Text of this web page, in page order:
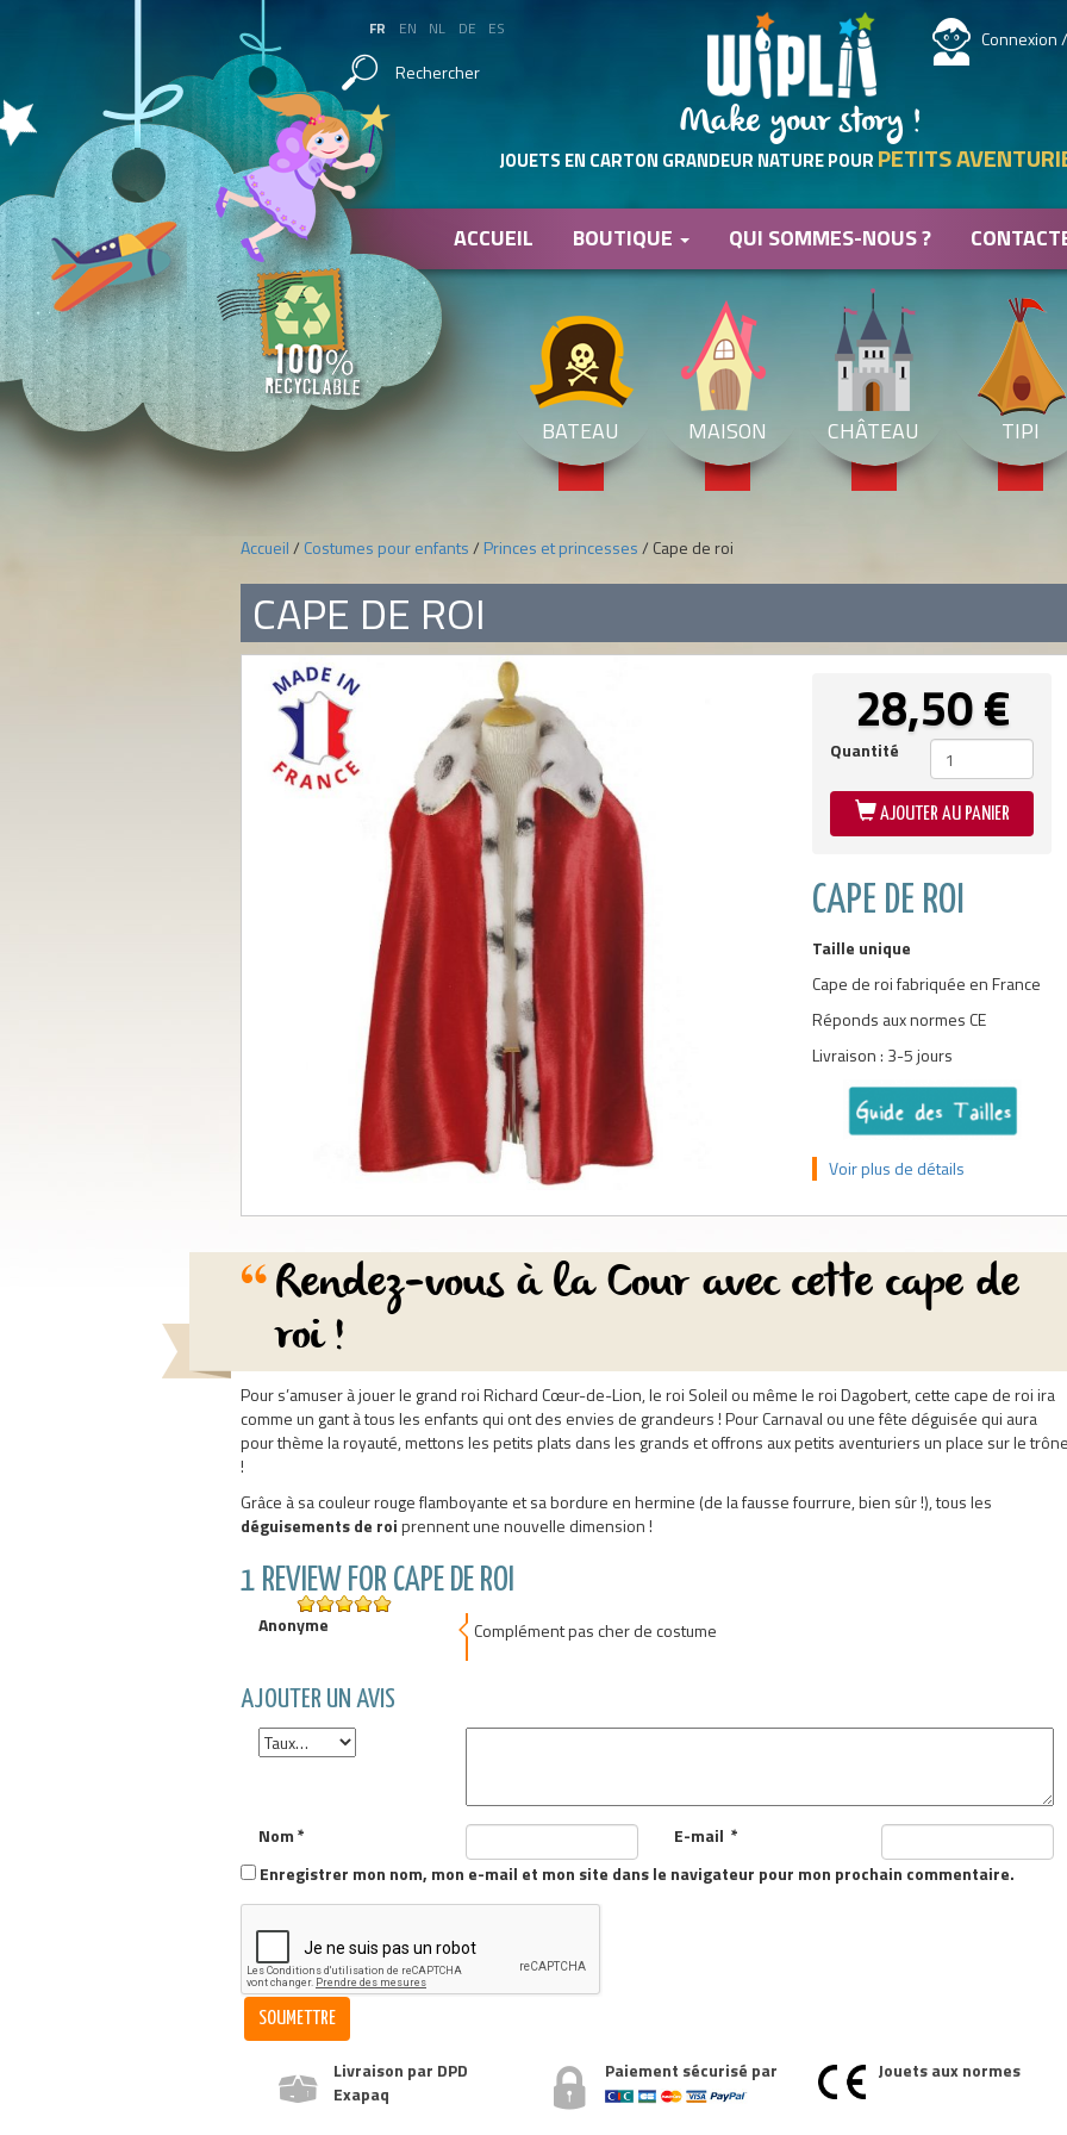
Make your story !
JOUETS EN CARTON GRANDEUR NATURE POUR PETITS
FR EN NL DE ES
Rechercher
Connexion
ACCUEIL BOUTIQUE QUI SOMMES-NOUS ?
BATEAU MAISON CHÂTEAU TIPI
Accueil/ Costumes pour enfants/ Princes et princesses/ Cape de roi
CAPE DE ROI
28,50€
Quantité
AJOUTER AU PANIER
CAPE DE ROI
Taille unique
Cape de roi fabriquée en France
Réponds aux normes CE
Livraison : 3-5 jours
Voir plus de détails
Rendez-vous à la Cour avec cette cape de
roi !
Pour s’amuser à jouer le grand roi Richard Cœur-de-Lion, le roi Soleil ou même le roi Dagobert, cette cape de roi ira
comme un gant à tous les enfants qui ont des envies de grandeurs ! Pour Carnaval ou une fête déguisée qui aura
pour thème la royauté, mettons les petits plats dans les grands et offrons aux petits aventuriers un place sur le trône
!
Grâce à sa couleur rouge flamboyante et sa bordure en hermine (de la fausse fourrure, bien sûr !), tous les
déguisements de roiprennent une nouvelle dimension !
1 REVIEW FOR CAPE DE ROI
5out of 5
Anonyme Complément pas cher de costume
AJOUTER UN AVIS
Nom* E-mail *
Enregistrer mon nom, mon e-mail et mon site dans le navigateur pour mon prochain commentaire.
Livraison par DPD
Exapaq
Paiement sécurisé par Jouets aux normes